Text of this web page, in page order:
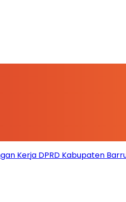
Kerja DPRD Kabupaten